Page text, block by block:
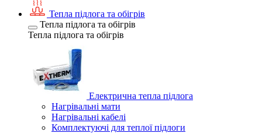
Тепла підлога та обігрів
Тепла підлога та обігрів
Тепла підлога та обігрів
Електрична тепла підлога
Нагрівальні мати
Нагрівальні кабелі
Комплектуючі для теплої підлоги